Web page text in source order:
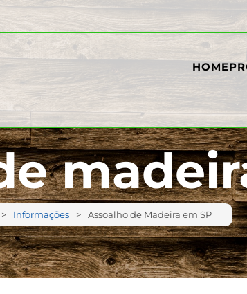
HOME
Informações Assoalho de Madeira em SP